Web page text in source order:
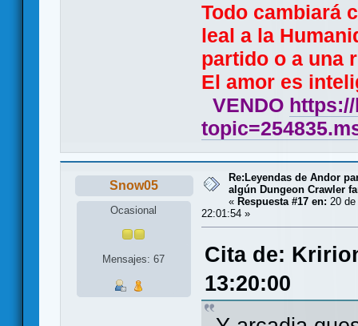
Todo cambiará
leal a la
partido o a una
El amor es
VENDO
Snow05
Ocasional
Mensajes: 67
Re:Leyendas de Andor
algún Dungeon Crawler
« Respuesta #17 en: 20
22:01:54 »
Cita de:
13:20:00